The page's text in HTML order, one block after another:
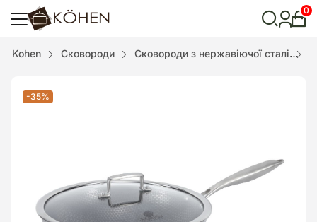
пошук
0
Kohen Сковороди Сковороди з нержавіючої сталі
-35%